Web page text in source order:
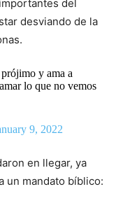
del
desviando de la
y ama a
lo que no vemos
9, 2022
en llegar, ya
un mandato bíblico: